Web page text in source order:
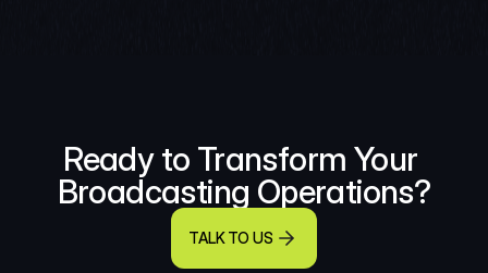
Ready to Transform Your
Broadcasting Operations?
TALK TO US